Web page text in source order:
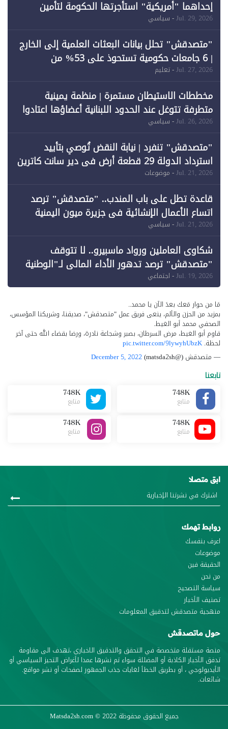
إحداهما "أمريكية" استأجرتها الحكومة لتأمين
احتياجات الطاقة
Jul. 29, 2026- سياسي
"متصدقش" تحلل بيانات البعثات العلمية إلى الخارج
| 6 جامعات حكومية تستحوذ على 53% من
Jul. 27, 2026- تعليم
مخططات الاستيطان مستمرة | منظمة يمينية
متطرفة تتوغل عند الحدود اللبنانية أعضاؤها اعتادوا
خرق الحدود
Jul. 26, 2026- سياسي
"متصدقش" تنفرد | نيابة النقض تُوصي بتأييد
استرداد الدولة 29 قطعة أرض في دير سانت كاترين
وقبول طعن الحكومة جزئيًا (1)
Jul. 21, 2026- موضوعات
قاعدة تطل على باب المندب.. "متصدقش" ترصد
اتساع الأعمال الإنشائية في جزيرة ميون اليمنية
Jul. 21, 2026- سياسي
شكاوى العاملين ورواد ماسبيرو.. لا تتوقف
"متصدقش" ترصد تدهور الأداء المالي لـ"الوطنية
للإعلام"
Jul. 19, 2026- اجتماعي
مَا من حوار مَعك بعدَ الآن يا محمد..
بمزيد من الحزن والألم، ينعى فريق عمل "متصدقش"، صديقنا، وشريكنا المؤسس،
الصحفي محمد أبو الغيط.
قاوم أبو الغيط، مرض السرطان، بصبر وشجاعة نادرة، ورضا بقضاء الله حتى آخر
لحظة. pic.twitter.com/9lywyhUbzK
— متصدقش (@matsda2sh)
December 5, 2022
تابعنا
748K
متابع
748K
متابع
748K
متابع
748K
متابع
ابق متصلا
روابط تهمك
اعرف بنفسك
موضوعات
الحقيقة فين
من نحن
سياسة التصحيح
تصنيف الأخبار
منهجية متصدقش لتدقيق المعلومات
حول ماتصدقش
منصة مستقلة متخصصة في التحقق والتدقيق الاخباري ،تهدف الى مقاومة
تدفق الأخبار الكاذبة أو المضللة سواء تم نشرها عمدا لأغراض التحيز السياسي أو
الأيديولوجي ، أو بطريق الخطأ لغايات جذب الجمهور لصفحات أو نشر مواقع.
شائعات.
جميع الحقوق محفوظة Matsda2sh.com© 2022